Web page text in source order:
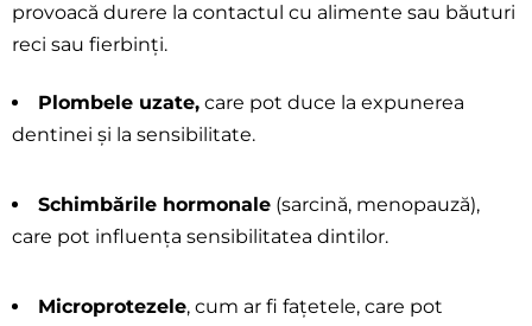
provoacă durere la contactul cu alimente sau băuturi
reci sau fierbinți.
Plombele uzate, care pot duce la expunerea
dentinei și la sensibilitate.
Schimbările hormonale (sarcină, menopauză),
care pot influența sensibilitatea dintilor.
Microprotezele, cum ar fi fațetele, care pot